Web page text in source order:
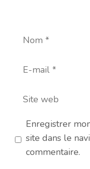
Nom
E-
Site
Enregistrer
site dans le
commentaire.